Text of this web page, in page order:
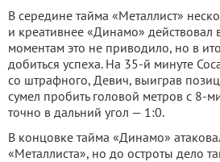
В середине тайма «Металлист»
и креативнее «Динамо» действовал
моментам это не приводило, но в
добиться успеха. На 35-й минуте
со штрафного, Девич, выиграв
сумел пробить головой метров с 8-
точно в дальний угол — 1:0.
В концовке тайма «Динамо»
«Металлиста», но до остроты дело